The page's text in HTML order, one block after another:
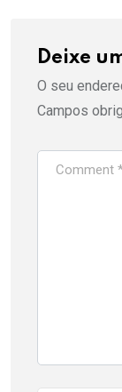
Deixe
O seu
Campos